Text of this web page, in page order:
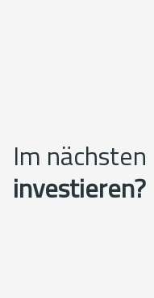
Im
investieren?